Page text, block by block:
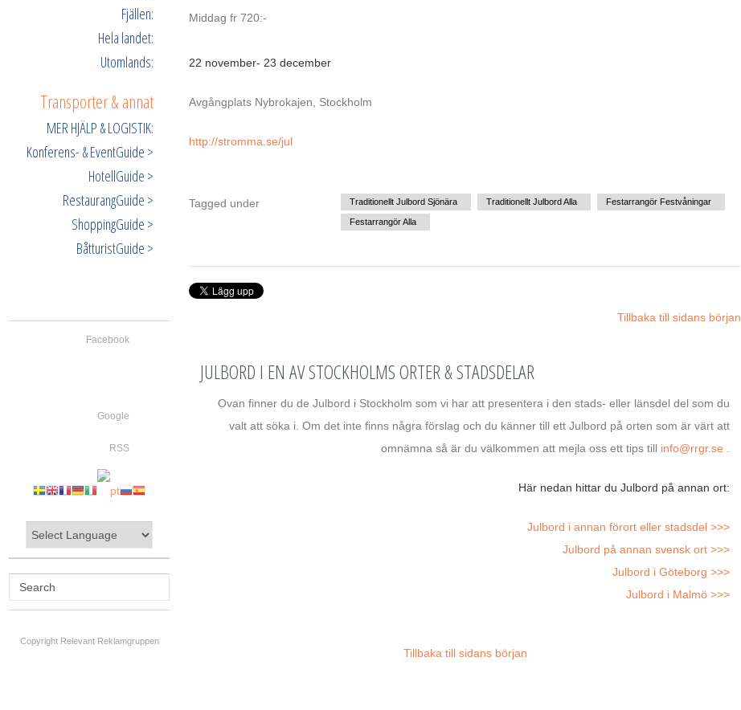
Fjällen:
Hela landet:
Utomlands:
Transporter & annat
MER HJÄLP & LOGISTIK:
Konferens- & EventGuide >
HotellGuide >
RestaurangGuide >
ShoppingGuide >
BåtturistGuide >
Facebook
Google
RSS
Copyright Relevant Reklamgruppen
Middag fr 720:-
22 november- 23 december
Avgångplats Nybrokajen, Stockholm
http://stromma.se/jul
Tagged under Traditionellt Julbord Sjönära Traditionellt Julbord Alla Festarrangör Festvåningar
Festarrangör Alla
Tillbaka till sidans början
JULBORD I EN AV STOCKHOLMS ORTER & STADSDELAR
Ovan finner du de Julbord i Stockholm som vi har att presentera i den stads- eller länsdel del som du
valt att söka i. Om det inte finns några förslag och du känner till ett Julbord på orten som är värt att
omnämna så är du välkommen att mejla oss ett tips till info@rrgr.se
Här nedan hittar du Julbord på annan ort:
Julbord i annan förort eller stadsdel >>>
Julbord på annan svensk ort >>>
Julbord i Göteborg >>>
Julbord i Malmö >>>
Tillbaka till sidans början